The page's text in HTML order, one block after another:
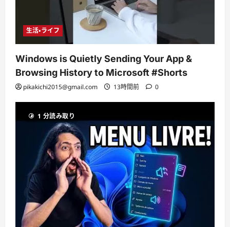
生活・ライフ
Windows is Quietly Sending Your App &
Browsing History to Microsoft #Shorts
pikakichi2015@gmail.com 13時間前 0
1 分読み取り